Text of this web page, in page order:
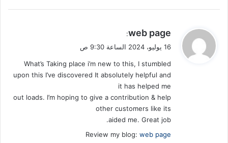
ي
ق
ل
web page
:
16 يوليو، 2024 الساعة 9:30 ص
What’s Taking place i’m new to this, I stumbled
upon this I’ve discovered It absolutely helpful and
it has helped me
out loads. I’m hoping to give a contribution & help
other customers like its
aided me. Great job.
Review my blog: web page